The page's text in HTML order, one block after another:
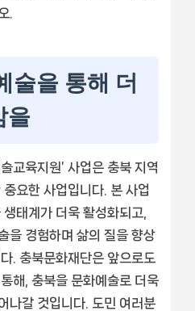
.
술을 통해 더
을
교육지원’ 사업은 충북 지역
요한 사업입니다. 본 사업
태계가 더욱 활성화되고,
을 경험하며 삶의 질을 향상
. 충북문화재단은 앞으로도
해, 충북을 문화예술로 더욱
나갈 것입니다. 도민 여러분